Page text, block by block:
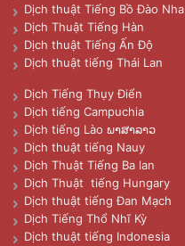
Dịch thuật Tiếng Bồ Đào Nha
Dịch Thuật Tiếng Hàn
Dịch thuật Tiếng Ấn Độ
Dịch thuật tiếng Thái Lan
Dịch Tiếng Thụy Điển
Dịch tiếng Campuchia
Dịch tiếng Lào ພາສາລາວ
Dịch thuật tiếng Nauy
Dịch Thuật Tiếng Ba lan
Dịch Thuật tiếng Hungary
Dịch thuật tiếng Đan Mạch
Dịch Tiếng Thổ Nhĩ Kỳ
Dịch thuật tiếng Indonesia